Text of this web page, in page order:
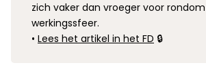
zich vaker dan vroeger voor
werkingssfeer.
• Lees het artikel in het FD 🔒